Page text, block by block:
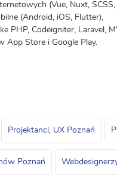
(Vue, Nuxt,
(Android, iOS, Flutter),
PHP, Codeigniter, Laravel,
App Store i Google Play.
Projektanci, UX Poznań
Poznań